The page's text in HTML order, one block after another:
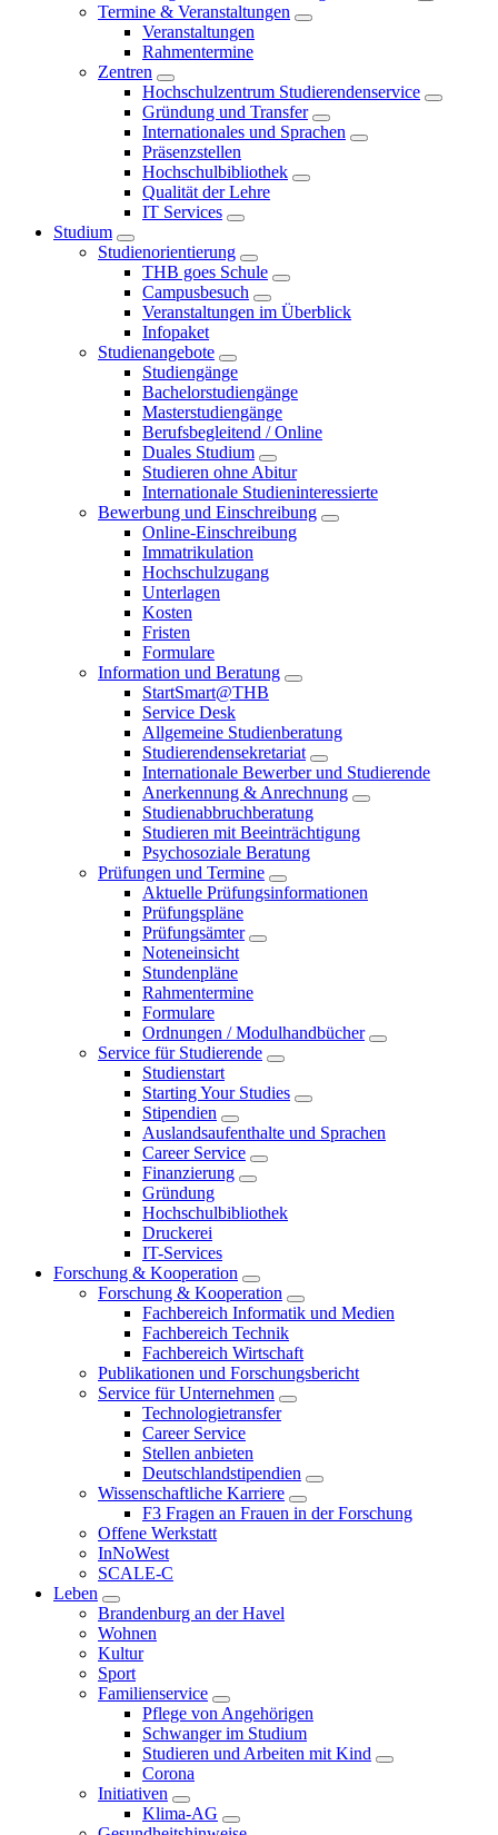
Termine & Veranstaltungen
Veranstaltungen
Rahmentermine
Zentren
Hochschulzentrum Studierendenservice
Gründung und Transfer
Internationales und Sprachen
Präsenzstellen
Hochschulbibliothek
Qualität der Lehre
IT Services
Studium
Studienorientierung
THB goes Schule
Campusbesuch
Veranstaltungen im Überblick
Infopaket
Studienangebote
Studiengänge
Bachelorstudiengänge
Masterstudiengänge
Berufsbegleitend / Online
Duales Studium
Studieren ohne Abitur
Internationale Studieninteressierte
Bewerbung und Einschreibung
Online-Einschreibung
Immatrikulation
Hochschulzugang
Unterlagen
Kosten
Fristen
Formulare
Information und Beratung
StartSmart@THB
Service Desk
Allgemeine Studienberatung
Studierendensekretariat
Internationale Bewerber und Studierende
Anerkennung & Anrechnung
Studienabbruchberatung
Studieren mit Beeinträchtigung
Psychosoziale Beratung
Prüfungen und Termine
Aktuelle Prüfungsinformationen
Prüfungspläne
Prüfungsämter
Noteneinsicht
Stundenpläne
Rahmentermine
Formulare
Ordnungen / Modulhandbücher
Service für Studierende
Studienstart
Starting Your Studies
Stipendien
Auslandsaufenthalte und Sprachen
Career Service
Finanzierung
Gründung
Hochschulbibliothek
Druckerei
IT-Services
Forschung & Kooperation
Forschung & Kooperation
Fachbereich Informatik und Medien
Fachbereich Technik
Fachbereich Wirtschaft
Publikationen und Forschungsbericht
Service für Unternehmen
Technologietransfer
Career Service
Stellen anbieten
Deutschlandstipendien
Wissenschaftliche Karriere
F3 Fragen an Frauen in der Forschung
Offene Werkstatt
InNoWest
SCALE-C
Leben
Brandenburg an der Havel
Wohnen
Kultur
Sport
Familienservice
Pflege von Angehörigen
Schwanger im Studium
Studieren und Arbeiten mit Kind
Corona
Initiativen
Klima-AG